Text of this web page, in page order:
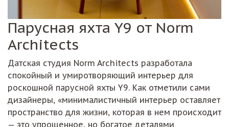
Парусная яхта Y9 от Norm
Architects
Датская студия Norm Architects разработала
спокойный и умиротворяющий интерьер для
роскошной парусной яхты Y9. Как отметили сами
дизайнеры, «минималистичный интерьер оставляет
пространство для жизни, которая в нем происходит
— это упрощенное, но богатое деталями